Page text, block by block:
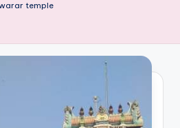
temple